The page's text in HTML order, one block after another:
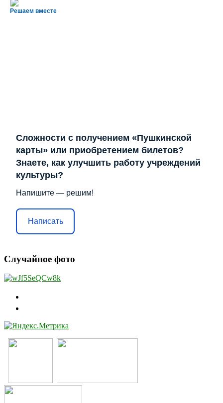
Решаем вместе
Сложности с получением «Пушкинской
карты» или приобретением билетов?
Знаете, как улучшить работу учреждений
культуры?
Напишите — решим!
Написать
Случайное фото